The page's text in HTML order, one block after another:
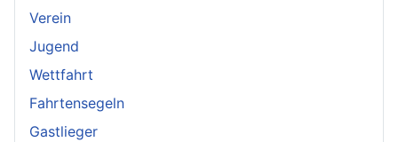
Verein
Jugend
Wettfahrt
Fahrtensegeln
Gastlieger